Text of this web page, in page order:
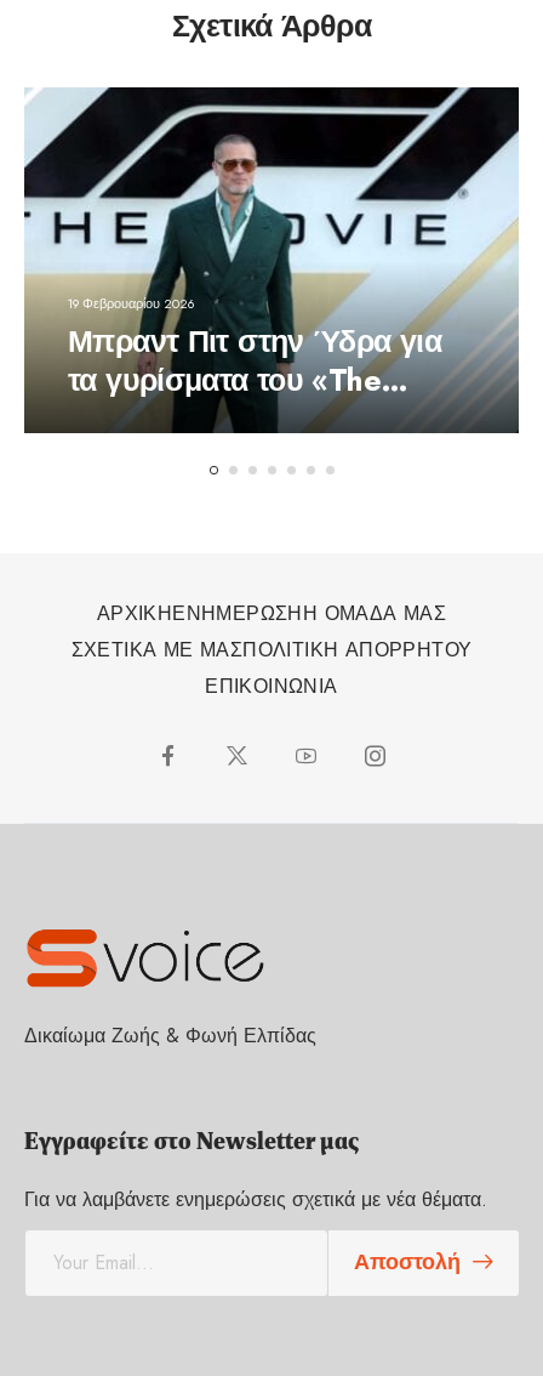
Σχετικά Άρθρα
19 Φεβρουαρίου 2026
Μπραντ Πιτ στην Ύδρα για
τα γυρίσματα του «The
Riders»
ΑΡΧΙΚΗΕΝΗΜΕΡΩΣΗΗ ΟΜΑΔΑ ΜΑΣ
ΣΧΕΤΙΚΑ ΜΕ ΜΑΣΠΟΛΙΤΙΚΗ ΑΠΟΡΡΗΤΟΥ
ΕΠΙΚΟΙΝΩΝΙΑ
Δικαίωμα Ζωής & Φωνή Ελπίδας
Εγγραφείτε στο Newsletter μας
Για να λαμβάνετε ενημερώσεις σχετικά με νέα θέματα.
a
Αποστολή